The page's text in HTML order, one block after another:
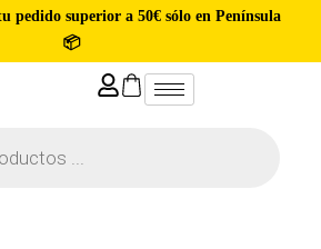
pedido superior a 50€ sólo en Península
📦